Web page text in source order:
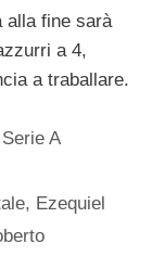
alla fine sarà
a 4,
a traballare.
A
, Ezequiel